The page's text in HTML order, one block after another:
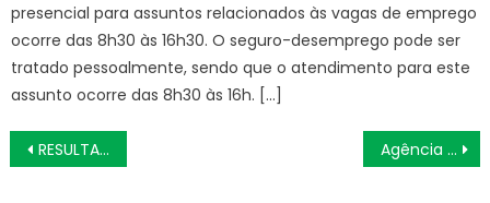
presencial para assuntos relacionados às vagas de emprego
ocorre das 8h30 às 16h30. O seguro-desemprego pode ser
tratado pessoalmente, sendo que o atendimento para este
assunto ocorre das 8h30 às 16h. […]
Navegação
de
RESULTADO DO SORTEIO DIA DE SORTE 894 DE HOJE SÁBADO (30/03) Agência Minas Gerais | Minas Gerais presidirá o Conselho Nacional dos Chefes das Casas Militares